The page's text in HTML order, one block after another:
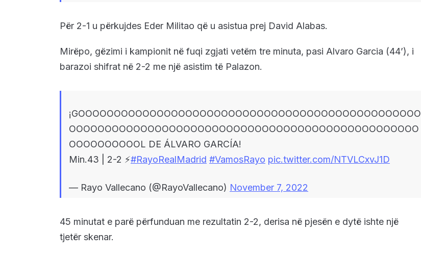
Për 2-1 u përkujdes Eder Militao që u asistua prej David Alabas.
Mirëpo, gëzimi i kampionit në fuqi zgjati vetëm tre minuta, pasi Alvaro Garcia (44’), i
barazoi shifrat në 2-2 me një asistim të Palazon.
¡GOOOOOOOOOOOOOOOOOOOOOOOOOOOOOOOOOOOOOOOOOOOOOOOO
OOOOOOOOOOOOOOOOOOOOOOOOOOOOOOOOOOOOOOOOOOOOOOOOO
OOOOOOOOOOL DE ÁLVARO GARCÍA!
Min.43 | 2-2 ⚡️#RayoRealMadrid #VamosRayo pic.twitter.com/NTVLCxvJ1D
— Rayo Vallecano (@RayoVallecano) November 7, 2022
45 minutat e parë përfunduan me rezultatin 2-2, derisa në pjesën e dytë ishte një
tjetër skenar.